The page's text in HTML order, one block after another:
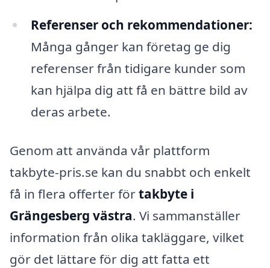
Referenser och rekommendationer:
Många gånger kan företag ge dig
referenser från tidigare kunder som
kan hjälpa dig att få en bättre bild av
deras arbete.
Genom att använda vår plattform
takbyte-pris.se kan du snabbt och enkelt
få in flera offerter förtakbyte i
Grängesberg västra. Vi sammanställer
information från olika takläggare, vilket
gör det lättare för dig att fatta ett